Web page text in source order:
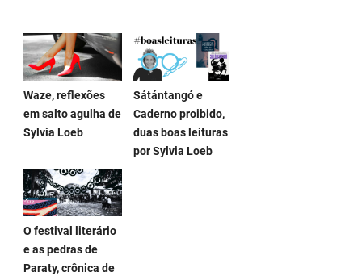
Waze, reflexões
em salto agulha de
Sylvia Loeb
Sátántangó e
Caderno proibido,
duas boas leituras
por Sylvia Loeb
O festival literário
e as pedras de
Paraty, crônica de